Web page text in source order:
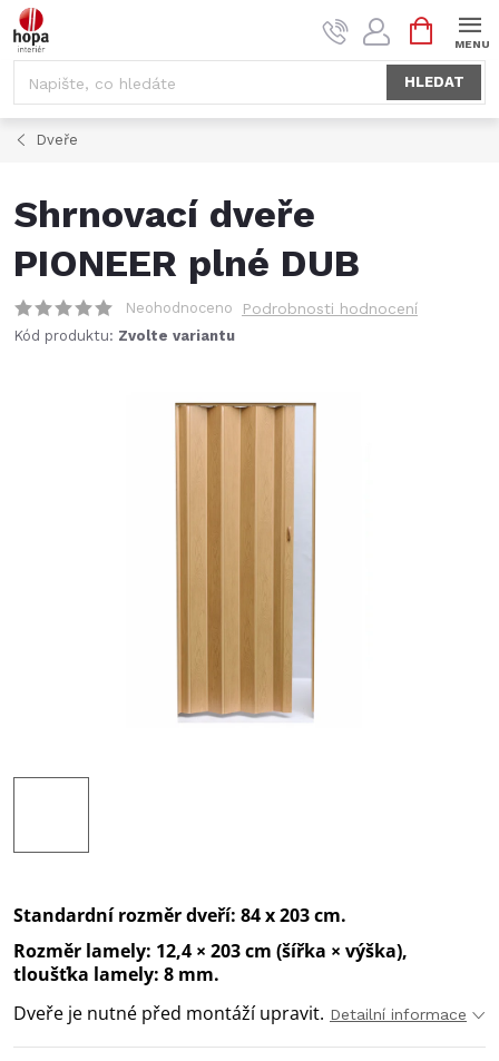
Přejít
na
HLEDAT
NÁKUPNÍ
KOŠÍK
Dveře
Shrnovací dveře
PIONEER plné DUB
Neohodnoceno Podrobnosti hodnocení
Kód produktu: Zvolte variantu
Standardní rozměr dveří: 84 x 203 cm.
Rozměr lamely: 12,4 × 203 cm (šířka × výška),
tloušťka lamely: 8 mm.
Dveře je nutné před montáží upravit. Detailní informace